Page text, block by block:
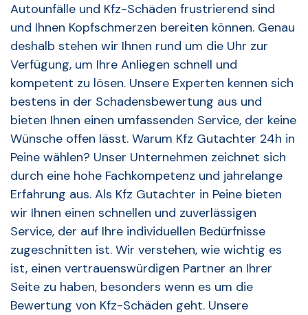
Autounfälle und Kfz-Schäden frustrierend sind
und Ihnen Kopfschmerzen bereiten können. Genau
deshalb stehen wir Ihnen rund um die Uhr zur
Verfügung, um Ihre Anliegen schnell und
kompetent zu lösen. Unsere Experten kennen sich
bestens in der Schadensbewertung aus und
bieten Ihnen einen umfassenden Service, der keine
Wünsche offen lässt. Warum Kfz Gutachter 24h in
Peine wählen? Unser Unternehmen zeichnet sich
durch eine hohe Fachkompetenz und jahrelange
Erfahrung aus. Als Kfz Gutachter in Peine bieten
wir Ihnen einen schnellen und zuverlässigen
Service, der auf Ihre individuellen Bedürfnisse
zugeschnitten ist. Wir verstehen, wie wichtig es
ist, einen vertrauenswürdigen Partner an Ihrer
Seite zu haben, besonders wenn es um die
Bewertung von Kfz-Schäden geht. Unsere